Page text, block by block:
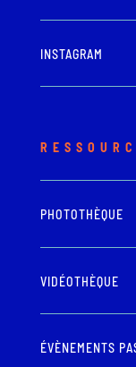
INSTAGRAM
PHOTOTHÈQUE
VIDÉOTHÈQUE
ÉVÈNEMENTS